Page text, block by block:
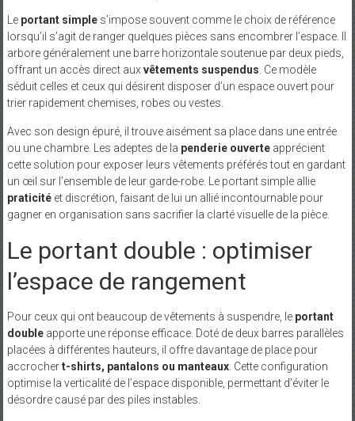
Le portant simples’impose souvent comme le choix de référence
lorsqu’il s’agit de ranger quelques pièces sans encombrer l’espace. Il
arbore généralement une barre horizontale soutenue par deux pieds,
offrant un accès direct aux vêtements suspendus . Ce modèle
séduit celles et ceux qui désirent disposer d’un espace ouvert pour
trier rapidement chemises, robes ou vestes.
Avec son design épuré, il trouve aisément sa place dans une entrée
ou une chambre. Les adeptes de la penderie ouverteapprécient
cette solution pour exposer leurs vêtements préférés tout en gardant
un œil sur l’ensemble de leur garde-robe. Le portant simple allie
praticitéet discrétion, faisant de lui un allié incontournable pour
gagner en organisation sans sacrifier la clarté visuelle de la pièce.
Le portant double : optimiser
l’espace de rangement
Pour ceux qui ont beaucoup de vêtements à suspendre, le portant
doubleapporte une réponse efficace. Doté de deux barres parallèles
placées à différentes hauteurs, il offre davantage de place pour
accrochert-shirts, pantalons ou manteaux. Cette configuration
optimise la verticalité de l’espace disponible, permettant d’éviter le
désordre causé par des piles instables.